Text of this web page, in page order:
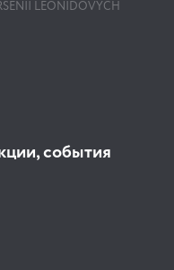
LEONIDOVYCH
события